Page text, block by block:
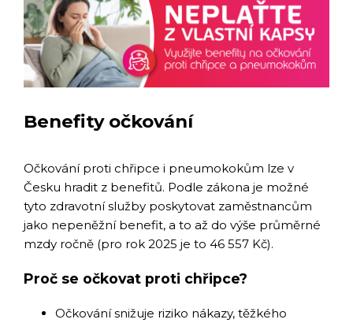
Benefity očkování
Očkování proti chřipce i pneumokokům lze v
Česku hradit z benefitů. Podle zákona je možné
tyto zdravotní služby poskytovat zaměstnancům
jako nepeněžní benefit, a to až do výše průměrné
mzdy ročně (pro rok 2025 je to 46 557 Kč).
Proč se očkovat proti chřipce?
Očkování snižuje riziko nákazy, těžkého